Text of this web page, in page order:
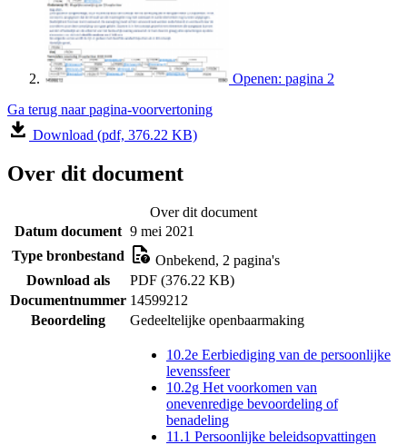
Openen: pagina 2
Ga terug naar pagina-voorvertoning
Download (pdf, 376.22 KB)
Over dit document
Over dit document
Datum document 9 mei 2021
Type bronbestand
Onbekend, 2 pagina's
Download als
PDF (376.22 KB)
Documentnummer 14599212
Beoordeling
Gedeeltelijke openbaarmaking
10.2e Eerbiediging van de persoonlijke
levenssfeer
10.2g Het voorkomen van
onevenredige bevoordeling of
benadeling
11.1 Persoonlijke beleidsopvattingen